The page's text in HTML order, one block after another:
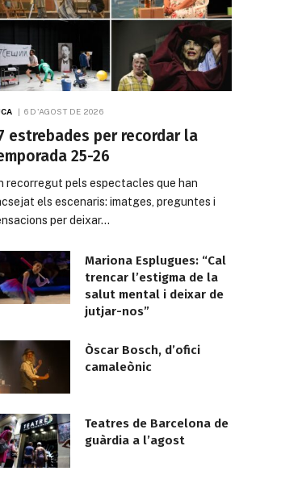
6 D'AGOST DE 2026
estrebades per recordar la
25-26
recorregut pels espectacles que han
els escenaris: imatges, preguntes i
per deixar…
Mariona Esplugues: “Cal
trencar l’estigma de la
salut mental i deixar de
jutjar-nos”
Òscar Bosch, d’ofici
camaleònic
Teatres de Barcelona de
guàrdia a l’agost